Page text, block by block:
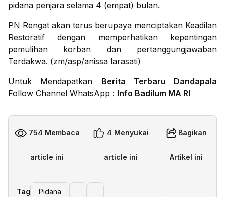
pidana penjara selama 4 (empat) bulan.
PN Rengat akan terus berupaya menciptakan Keadilan
Restoratif dengan memperhatikan kepentingan
pemulihan korban dan pertanggungjawaban
Terdakwa. (zm/asp/anissa larasati)
Untuk Mendapatkan Berita Terbaru Dandapala
Follow Channel WhatsApp : Info Badilum MA RI
754 Membaca
article ini
4 Menyukai
article ini
Bagikan
Artikel ini
Tag Pidana